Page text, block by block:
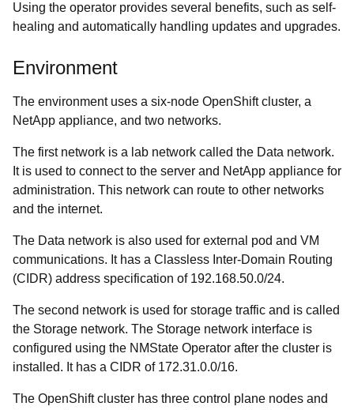
Using the operator provides several benefits, such as self-
healing and automatically handling updates and upgrades.
Environment
The environment uses a six-node OpenShift cluster, a
NetApp appliance, and two networks.
The first network is a lab network called the Data network.
It is used to connect to the server and NetApp appliance for
administration. This network can route to other networks
and the internet.
The Data network is also used for external pod and VM
communications. It has a Classless Inter-Domain Routing
(CIDR) address specification of 192.168.50.0/24.
The second network is used for storage traffic and is called
the Storage network. The Storage network interface is
configured using the NMState Operator after the cluster is
installed. It has a CIDR of 172.31.0.0/16.
The OpenShift cluster has three control plane nodes and